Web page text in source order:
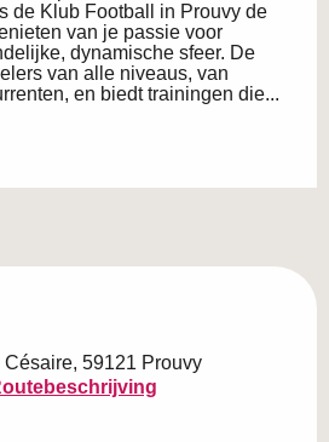
de Klub Football in Prouvy de
van je passie voor
dynamische sfeer. De
van alle niveaus, van
en biedt trainingen die...
Césaire, 59121 Prouvy